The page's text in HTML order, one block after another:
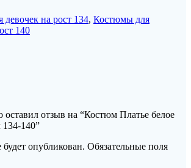
на рост 134, Костюмы для
140
оставил отзыв на “Костюм Платье белое
140”
опубликован. Обязательные поля